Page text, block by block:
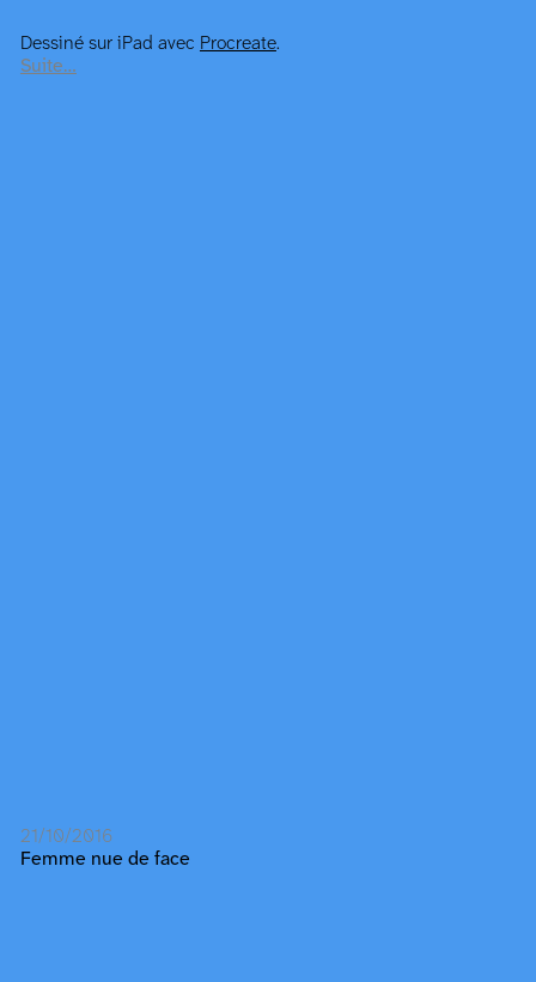
Dessiné sur iPad avec Procreate.
Suite…
21/10/2016
Femme nue de face